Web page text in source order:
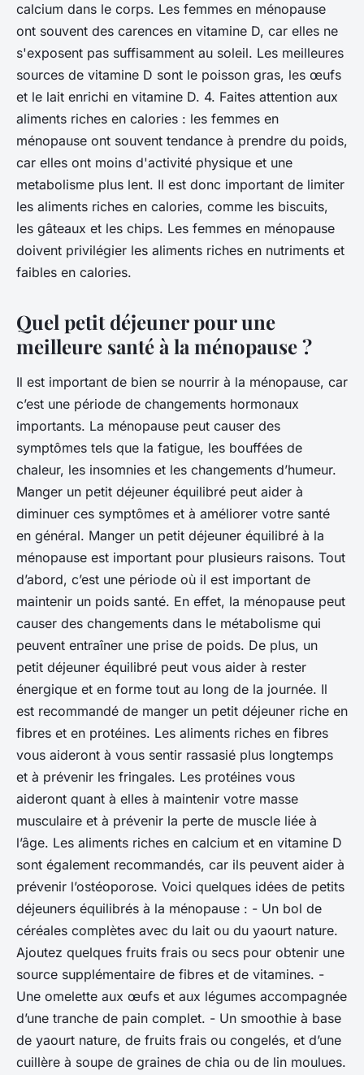
calcium dans le corps. Les femmes en ménopause
ont souvent des carences en vitamine D, car elles ne
s'exposent pas suffisamment au soleil. Les meilleures
sources de vitamine D sont le poisson gras, les œufs
et le lait enrichi en vitamine D. 4. Faites attention aux
aliments riches en calories : les femmes en
ménopause ont souvent tendance à prendre du poids,
car elles ont moins d'activité physique et une
metabolisme plus lent. Il est donc important de limiter
les aliments riches en calories, comme les biscuits,
les gâteaux et les chips. Les femmes en ménopause
doivent privilégier les aliments riches en nutriments et
faibles en calories.
Quel petit déjeuner pour une
meilleure santé à la ménopause ?
Il est important de bien se nourrir à la ménopause, car
c’est une période de changements hormonaux
importants. La ménopause peut causer des
symptômes tels que la fatigue, les bouffées de
chaleur, les insomnies et les changements d’humeur.
Manger un petit déjeuner équilibré peut aider à
diminuer ces symptômes et à améliorer votre santé
en général. Manger un petit déjeuner équilibré à la
ménopause est important pour plusieurs raisons. Tout
d’abord, c’est une période où il est important de
maintenir un poids santé. En effet, la ménopause peut
causer des changements dans le métabolisme qui
peuvent entraîner une prise de poids. De plus, un
petit déjeuner équilibré peut vous aider à rester
énergique et en forme tout au long de la journée. Il
est recommandé de manger un petit déjeuner riche en
fibres et en protéines. Les aliments riches en fibres
vous aideront à vous sentir rassasié plus longtemps
et à prévenir les fringales. Les protéines vous
aideront quant à elles à maintenir votre masse
musculaire et à prévenir la perte de muscle liée à
l’âge. Les aliments riches en calcium et en vitamine D
sont également recommandés, car ils peuvent aider à
prévenir l’ostéoporose. Voici quelques idées de petits
déjeuners équilibrés à la ménopause : - Un bol de
céréales complètes avec du lait ou du yaourt nature.
Ajoutez quelques fruits frais ou secs pour obtenir une
source supplémentaire de fibres et de vitamines. -
Une omelette aux œufs et aux légumes accompagnée
d’une tranche de pain complet. - Un smoothie à base
de yaourt nature, de fruits frais ou congelés, et d’une
cuillère à soupe de graines de chia ou de lin moulues.